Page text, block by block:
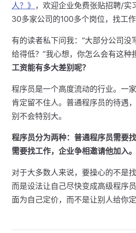
人？》 ，欢迎企业免费张贴招聘/实
30多家公司的100多个岗位，找工作
有的读者私下问我：“大部分公司没
给得低？”我心想，你怎么会有这种
工资能有多大差别呢？
程序员是一个高度流动的行业。一
肯定留不住人。普通程序员的待遇
别不会特别大。
程序员分为两种：普通程序员需要
需要找工作，企业争相邀请他加入。
对于大多数人来说，要操心的不是
而是设法让自己尽快变成高级程序
面为自己定价，而不是让别人给你定